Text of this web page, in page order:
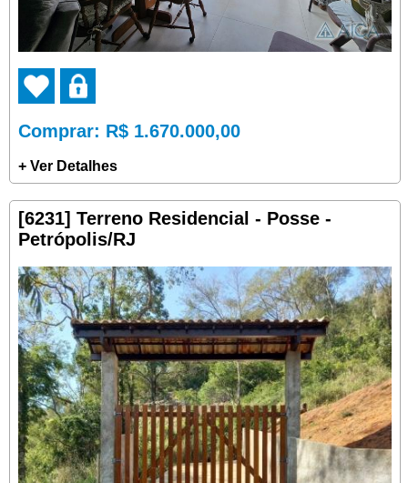
Comprar: R$ 1.670.000,00
+ Ver Detalhes
[6231] Terreno Residencial - Posse -
Petrópolis/RJ